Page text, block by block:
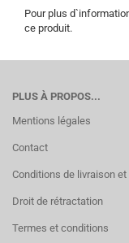
Pour plus
ce produit.
PLUS À PROPOS...
Mentions légales
Contact
Conditions de livraison
Droit de rétractation
Termes et conditions